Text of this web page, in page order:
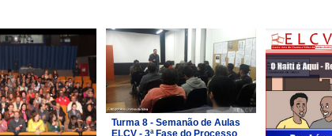
Turma 8 - Semanão de Aulas
ELCV - 3ª Fase do Processo